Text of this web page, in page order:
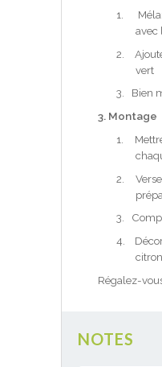
1.
avec
2.
vert
3.
Bien
3. Montage
1.
2.
3.
4.
Régalez-
NOTES